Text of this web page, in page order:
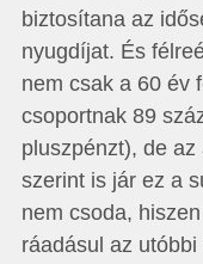
biztosítana az
nyugdíjat. És
nem csak a 60 év
csoportnak 89
pluszpénzt), de
szerint is jár ez a
nem csoda,
ráadásul az